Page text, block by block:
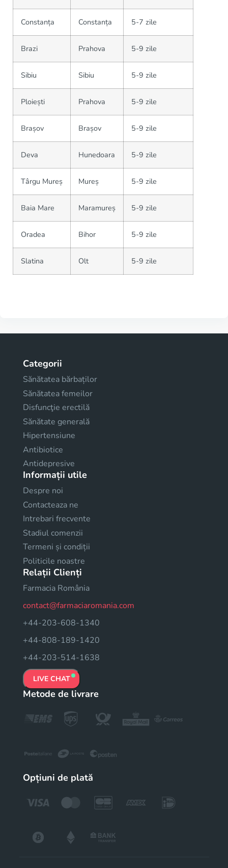
Constanța Constanța 5-7 zile
Brazi Prahova 5-9 zile
Sibiu Sibiu 5-9 zile
Ploiești Prahova 5-9 zile
Brașov Brașov 5-9 zile
Deva Hunedoara 5-9 zile
Târgu Mureș Mureș 5-9 zile
Baia Mare Maramureș 5-9 zile
Oradea Bihor 5-9 zile
Slatina Olt 5-9 zile
Categorii
Sănătatea bărbaților
Sănătatea femeilor
Disfuncţie erectilă
Sănătate generală
Hipertensiune
Antibiotice
Antidepresive
Informații utile
Despre noi
Contacteaza ne
Intrebari frecvente
Stadiul comenzii
Termeni și condiții
Politicile noastre
Relații Clienți
Farmacia România
contact@farmaciaromania.com
+44-203-608-1340
+44-808-189-1420
+44-203-514-1638
LIVE CHAT
Metode de livrare
Opțiuni de plată